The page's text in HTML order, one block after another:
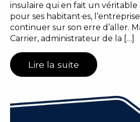
insulaire qui en fait un véritable
pour ses habitant·es,
continuer sur son erre d’aller.
Carrier, administrateur de la […]
Lire la suite